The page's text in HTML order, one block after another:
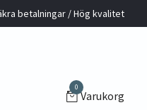
betalningar / Hög kvalitet
0
Varukorg